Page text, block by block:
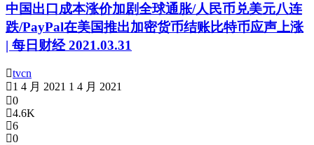
中国出口成本涨价加剧全球通胀/人民币兑美元八连
跌/PayPal在美国推出加密货币结账比特币应声上涨
| 每日财经 2021.03.31
tvcn
1 4 月 2021 1 4 月 2021
0
4.6K
6
0